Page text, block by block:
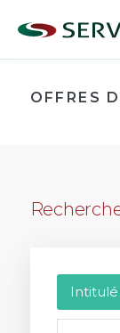
OFFRES